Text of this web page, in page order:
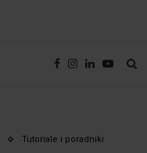
Tutoriale i poradniki